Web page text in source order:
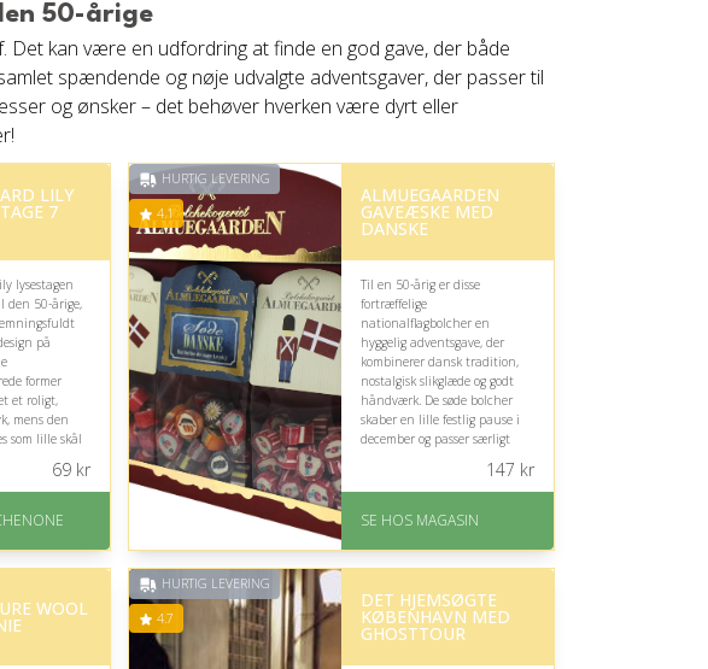
50-årige
Det kan være en udfordring at finde en god gave, der både
spændende og nøje udvalgte adventsgaver, der passer til
og ønsker – det behøver hverken være dyrt eller
LILY
7
lysestagen
den 50-årige,
på
former
et roligt,
mens den
som lille skål
hverdage
69kr
HURTIG LEVERING
4.1
ALMUEGAARDEN
GAVEÆSKE MED
DANSKE
Til en 50-årig er disse
fortræffelige
nationalflagbolcher en
hyggelig adventsgave, der
kombinerer dansk tradition,
nostalgisk slikglæde og godt
håndværk. De søde bolcher
skaber en lille festlig pause i
december og passer særligt
værdsætter klassiske danske
smagsoplevelser.
Levering: 1-3 dage
4.1 ud af 5
147 kr
SE HOS MAGASIN
WOOL
HURTIG LEVERING
4.7
DET HJEMSØGTE
KØBENHAVN MED
GHOSTTOUR